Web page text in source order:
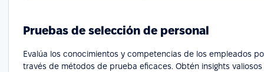
Pruebas de selección de personal
Evalúa los conocimientos y competencias de los empleados
través de métodos de prueba eficaces. Obtén insights